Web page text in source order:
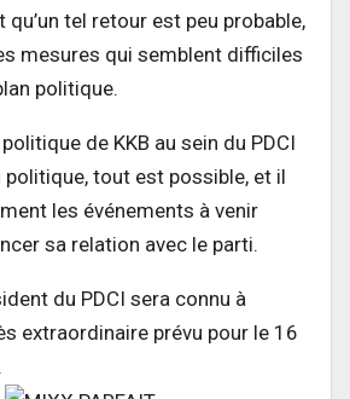
tel retour est peu probable,
mesures qui semblent difficiles
politique.
politique de KKB au sein du PDCI
tout est possible, et il
les événements à venir
sa relation avec le parti.
du PDCI sera connu à
extraordinaire prévu pour le 16